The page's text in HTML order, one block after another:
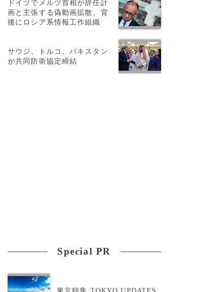
ドイツでメルツ首相が辞任計
画と主張する偽動画拡散、背
後にロシア系情報工作組織
サウジ、トルコ、パキスタン
が共同防衛協定締結
Special PR
東京特集:TOKYO UPDATES